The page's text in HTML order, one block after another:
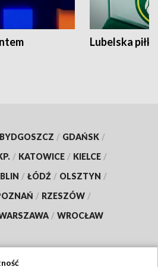
Lubelska piłka
BYDGOSZCZ / GDAŃSK /
/ KATOWICE / KIELCE /
/ ŁÓDŹ / OLSZTYN /
/ RZESZÓW /
/ WROCŁAW